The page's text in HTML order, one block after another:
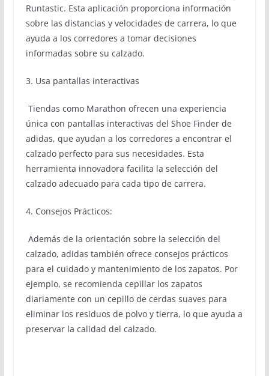
Runtastic. Esta aplicación proporciona información
sobre las distancias y velocidades de carrera, lo que
ayuda a los corredores a tomar decisiones
informadas sobre su calzado.
3. Usa pantallas interactivas
Tiendas como Marathon ofrecen una experiencia
única con pantallas interactivas del Shoe Finder de
adidas, que ayudan a los corredores a encontrar el
calzado perfecto para sus necesidades. Esta
herramienta innovadora facilita la selección del
calzado adecuado para cada tipo de carrera.
4. Consejos Prácticos:
Además de la orientación sobre la selección del
calzado, adidas también ofrece consejos prácticos
para el cuidado y mantenimiento de los zapatos. Por
ejemplo, se recomienda cepillar los zapatos
diariamente con un cepillo de cerdas suaves para
eliminar los residuos de polvo y tierra, lo que ayuda a
preservar la calidad del calzado.